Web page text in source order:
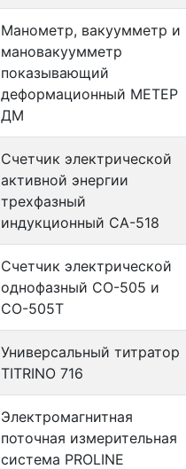
Манометр, вакуумметр и
мановакуумметр
показывающий
деформационный МЕТЕР
ДМ
Счетчик электрической
активной энергии
трехфазный
индукционный СА-518
Счетчик электрической
однофазный СО-505 и
СО-505Т
Универсальный титратор
TITRINO 716
Электромагнитная
поточная измерительная
система PROLINE